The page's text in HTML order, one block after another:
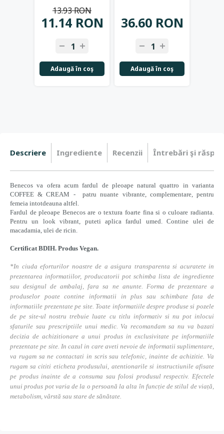
11.14 RON
13.93 RON
Adaugă în coş
36.60 RON
Adaugă în coş
Descriere Ingrediente Recenzii Întrebări şi
Benecos va ofera acum fardul de pleoape natural quattro in varianta
COFFEE & CREAM - patru nuante vibrante, complementare, pentru
femeia intotdeauna altfel.
Fardul de pleoape Benecos are o textura foarte fina si o culoare radianta.
Pentru un look vibrant, puteti aplica fardul umed. Contine ulei de
macadamia, ulei de ricin.
Certificat BDIH. Produs Vegan.
*In ciuda eforturilor noastre de a asigura transparenta si acuratete in
prezentarea informatiilor, producatorii pot schimba lista de ingrediente
sau designul de ambalaj, fara sa ne anunte. Forma de prezentare a
produselor poate contine informatii in plus sau schimbate fata de
informatiile prezentate pe site. Toate informatiile despre produse si pozele
de pe site-ul nostru trebuie luate cu titlu informativ si nu pot inlocui
sfaturile sau prescriptiile unui medic. Va recomandam sa nu va bazati
decizia de achizitionare a unui produs in exclusivitate pe informatiile
prezentate pe site. In cazul in care aveti nevoie de informatii suplimentare,
va rugam sa ne contactati in scris sau telefonic, inainte de achizitie. Va
rugam sa cititi eticheta produsului, atentionarile si instructiunile afisate
pe produs inainte de a consuma sau folosi produsul respectiv. Efectele
unui produs pot varia de la o persoană la alta în funcție de stilul de viață,
metabolism, vârstă sau stare de sănătate.